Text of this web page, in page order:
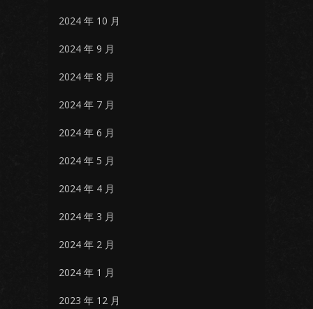
2024 年 10 月
2024 年 9 月
2024 年 8 月
2024 年 7 月
2024 年 6 月
2024 年 5 月
2024 年 4 月
2024 年 3 月
2024 年 2 月
2024 年 1 月
2023 年 12 月